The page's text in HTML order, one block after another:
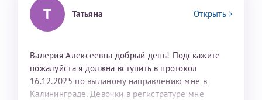
Репродуктологи
26 июля 2026
Т Татьяна Открыть
Валерия Алексеевна добрый день! Подскажите
пожалуйста я должна вступить в протокол
16.12.2025 по выданому направлению мне в
Калининграде. Девочки в регистратуре мне